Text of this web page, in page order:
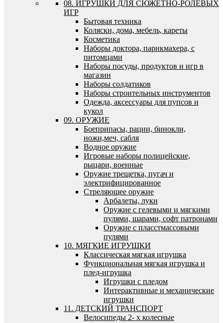
08. ИГРУШКИ ДЛЯ СЮЖЕТНО-РОЛЕВЫХ
ИГР
Бытовая техника
Коляски, дома, мебель, кареты
Косметика
Наборы доктора, парикмахера, с
питомцами
Наборы посуды, продуктов и игр в
магазин
Наборы солдатиков
Наборы строительных инструментов
Одежда, аксессуары для пупсов и
кукол
09. ОРУЖИЕ
Боеприпасы, рации, бинокли,
ножи,меч, сабля
Водное оружие
Игровые наборы полицейские,
рыцари, военные
Оружие трещетка, пугач и
электрифицированное
Стреляющее оружие
Арбалеты, луки
Оружие с гелевыми и мягкими
пулями, шарами, софт патронами
Оружие с пласстмассовыми
пулями
10. МЯГКИЕ ИГРУШКИ
Классическая мягкая игрушка
Функциональная мягкая игрушка и
плед-игрушка
Игрушки с пледом
Интерактивные и механические
игрушки
11. ДЕТСКИЙ ТРАНСПОРТ
Велосипеды 2- х колесные